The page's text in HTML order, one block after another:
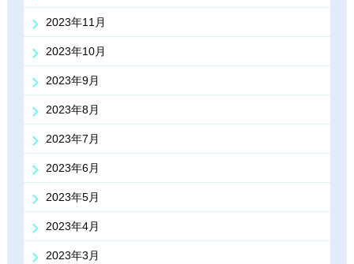
2023年11月
2023年10月
2023年9月
2023年8月
2023年7月
2023年6月
2023年5月
2023年4月
2023年3月